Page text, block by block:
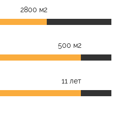
2800 м2
500 м2
11 лет